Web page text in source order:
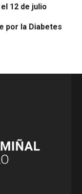
12 de julio
por la Diabetes